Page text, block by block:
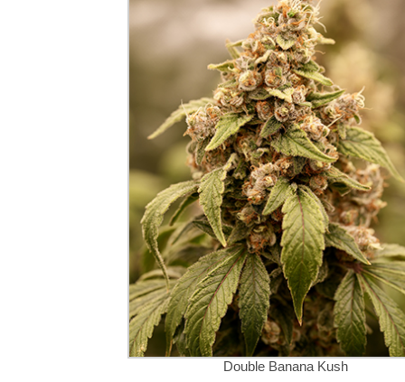
Double Banana Kush